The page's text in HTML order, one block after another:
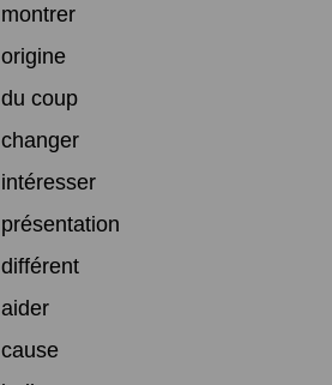
montrer
origine
du coup
changer
intéresser
présentation
différent
aider
cause